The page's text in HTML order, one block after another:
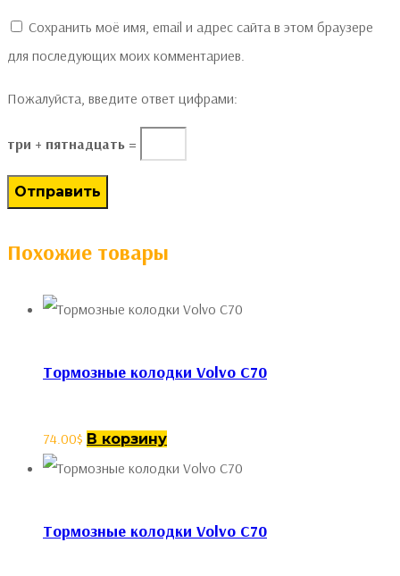
Сохранить моё имя, email и адрес сайта в этом браузере
для последующих моих комментариев.
Пожалуйста, введите ответ цифрами:
три + пятнадцать =
Похожие товары
Тормозные колодки Volvo C70
74.00$ В корзину
Тормозные колодки Volvo C70